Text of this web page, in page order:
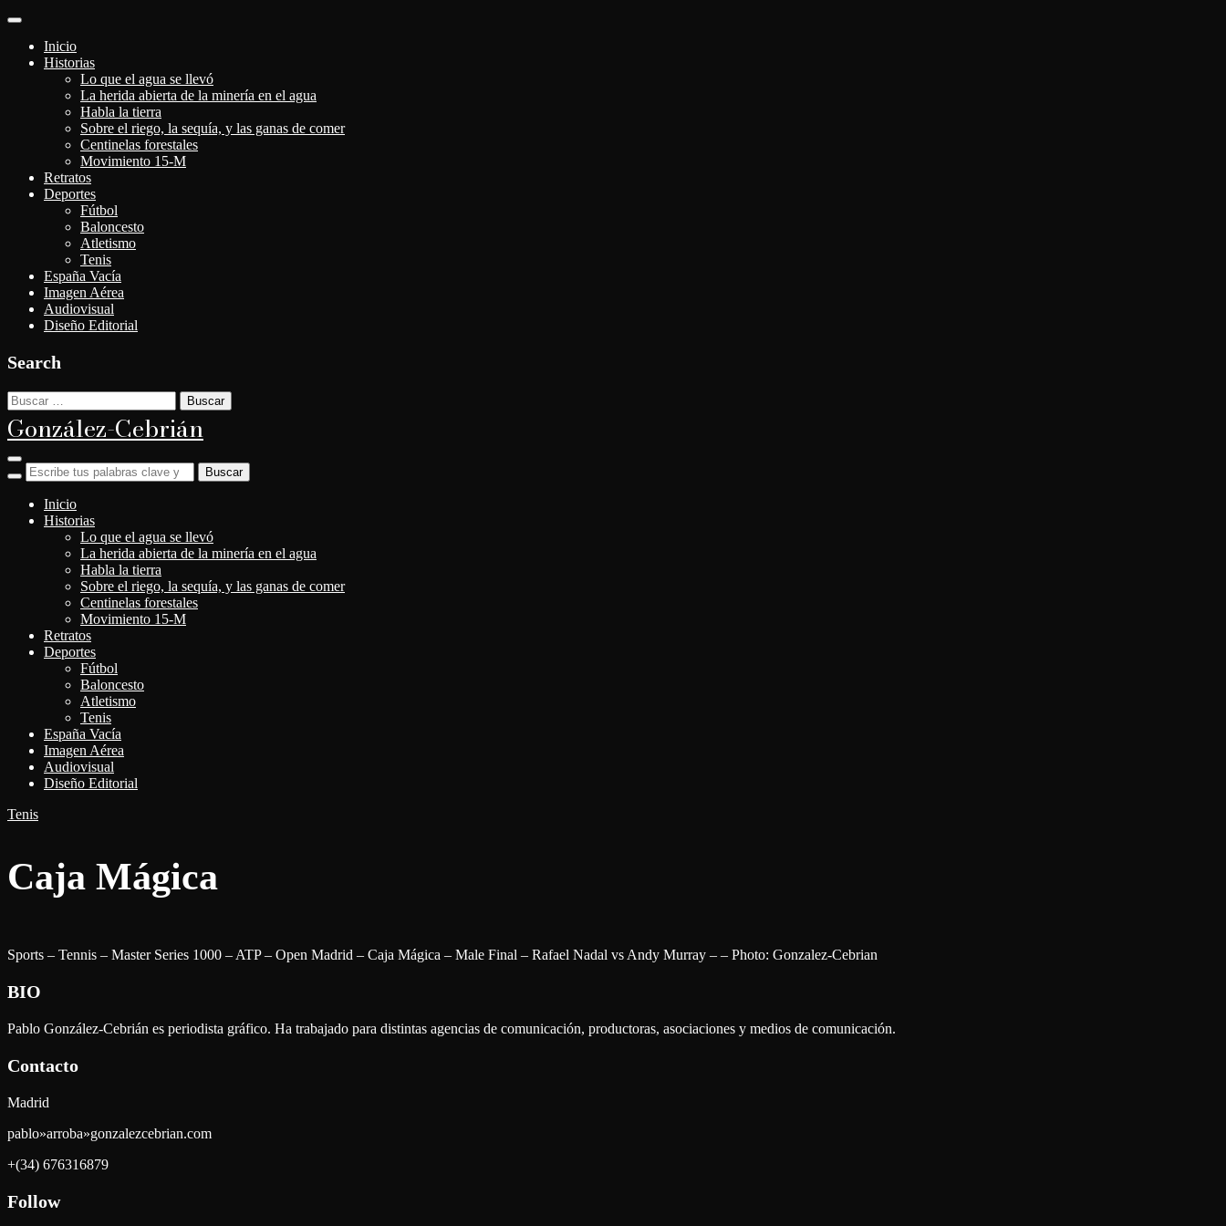
Alternar
navegación
Inicio
Historias
Lo que el agua se llevó
La herida abierta de la minería en el agua
Habla la tierra
Sobre el riego, la sequía, y las ganas de comer
Centinelas forestales
Movimiento 15-M
Retratos
Deportes
Fútbol
Baloncesto
Atletismo
Tenis
España Vacía
Imagen Aérea
Audiovisual
Diseño Editorial
Search
Buscar:
González-Cebrián
Alternar
barra
navegación
Inicio
Historias
Lo que el agua se llevó
La herida abierta de la minería en el agua
Habla la tierra
Sobre el riego, la sequía, y las ganas de comer
Centinelas forestales
Movimiento 15-M
Retratos
Deportes
Fútbol
Baloncesto
Atletismo
Tenis
España Vacía
Imagen Aérea
Audiovisual
Diseño Editorial
Tenis
Caja Mágica
Sports – Tennis – Master Series 1000 – ATP – Open Madrid – Caja Mágica – Male Final – Rafael Nadal vs Andy Murray – – Photo: Gonzalez-Cebrian
BIO
Pablo González-Cebrián es periodista gráfico. Ha trabajado para distintas agencias de comunicación, productoras, asociaciones y medios de comunicación.
Contacto
Madrid
pablo»arroba»gonzalezcebrian.com
+(34) 676316879
Follow